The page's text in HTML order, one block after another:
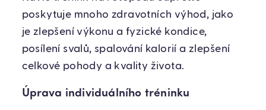
poskytuje mnoho zdravotních výhod, jako
je zlepšení výkonu a fyzické kondice,
posílení svalů, spalování kalorií a zlepšení
celkové pohody a kvality života.
Úprava individuálního tréninku